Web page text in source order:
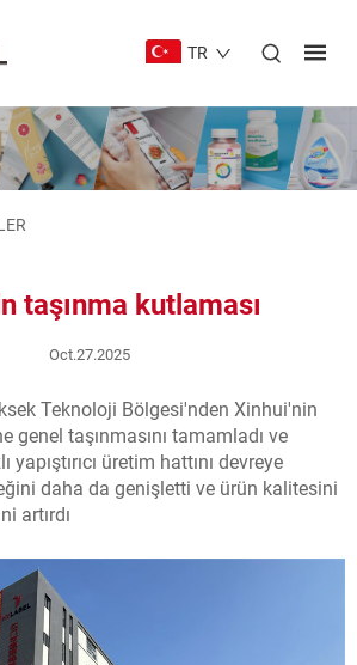
TR
taşınma kutlaması
Oct.27.2025
Teknoloji Bölgesi'nden Xinhui'nin
genel taşınmasını tamamladı ve
yapıştırıcı üretim hattını devreye
daha da genişletti ve ürün kalitesini
artırdı